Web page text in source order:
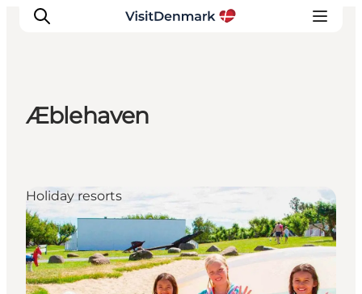
Cosa fare
Dove dormire
Pianifica il viaggio
Æblehaven
Holiday resorts